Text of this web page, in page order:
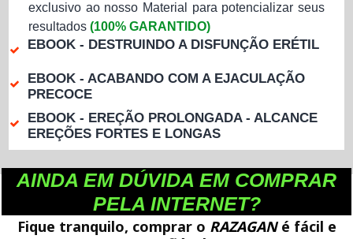
exclusivo ao nosso Material para potencializar seus
resultados (100% GARANTIDO)
EBOOK - DESTRUINDO A DISFUNÇÃO ERÉTIL
EBOOK - ACABANDO COM A EJACULAÇÃO
PRECOCE
EBOOK - EREÇÃO PROLONGADA - ALCANCE
EREÇÕES FORTES E LONGAS
AINDA EM DÚVIDA EM COMPRAR
PELA INTERNET?
Fique tranquilo, comprar o RAZAGAN é fácil e